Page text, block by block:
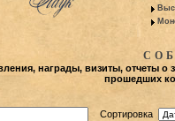
награды, визиты, отчеты о
прошедших
Сортировка